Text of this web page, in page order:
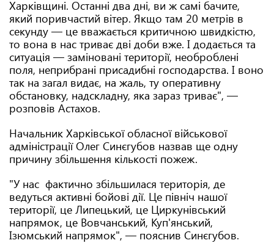
Харківщині. Останні два дні, ви ж самі бачите,
який поривчастий вітер. Якщо там 20 метрів в
секунду — це вважається критичною швидкістю,
то вона в нас триває дві доби вже. І додається та
ситуація — заміновані території, необроблені
поля, неприбрані присадибні господарства. І воно
так на загал видає, на жаль, ту оперативну
обстановку, надскладну, яка зараз триває", —
розповів Астахов.
Начальник Харківської обласної військової
адміністрації Олег Синєгубов назвав ще одну
причину збільшення кількості пожеж.
"У нас фактично збільшилася територія, де
ведуться активні бойові дії. Це північ нашої
території, це Липецький, це Циркунівський
напрямок, це Вовчанський, Куп'янський,
Ізюмський напрямок", — пояснив Синєгубов.